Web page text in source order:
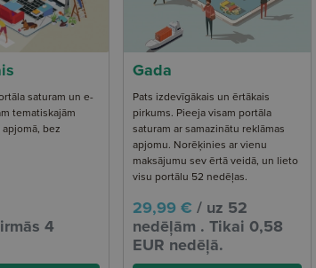
saturam un e-
tematiskajām
bez
4
Gada
Pats izdevīgākais un ērtākais
pirkums. Pieeja visam portāla
saturam ar samazinātu reklāmas
apjomu. Norēķinies ar vienu
maksājumu sev ērtā veidā, un lieto
visu portālu 52 nedēļas.
29,99 € / uz 52
nedēļām . Tikai 0,58
EUR nedēļā.